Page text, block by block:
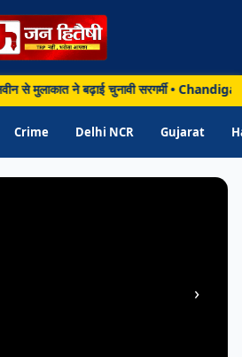
से मुलाकात ने बढ़ाई चुनावी सरगर्मी •
Crime Delhi NCR Gujarat
›